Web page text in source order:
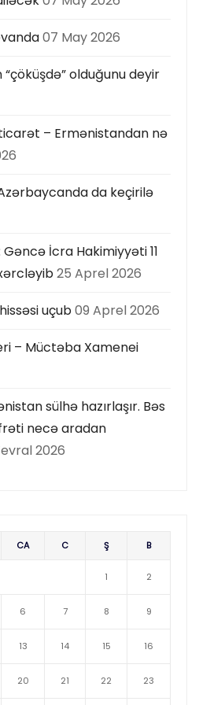
07 May 2026
olduğunu deyir
– Ermənistandan nə
da keçirilə
İcra Hakimiyyəti 11
25 Aprel 2026
uçub09 Aprel 2026
– Müctəba Xamenei
sülhə hazırlaşır. Bəs
necə aradan
2026
CA C Ş B
1 2
6 7 8 9
13 14 15 16
20 21 22 23